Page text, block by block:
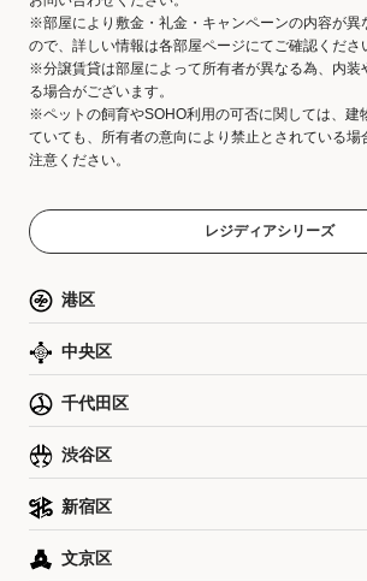
※部屋により敷金・礼金・キャンペーンの内容が異
ので、詳しい情報は各部屋ページにてご確認くださ
※分譲賃貸は部屋によって所有者が異なる為、内装
る場合がございます。
※ペットの飼育やSOHO利用の可否に関しては、建
ていても、所有者の意向により禁止とされている場
注意ください。
レジディアシリーズ
港区
中央区
千代田区
渋谷区
新宿区
文京区